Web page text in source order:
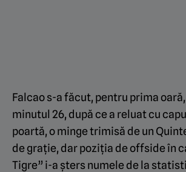
Falcao s-a făcut, pentru prima
minutul 26, după ce a reluat cu
poartă, o minge trimisă de un
de grație, dar poziția de offside în
Tigre” i-a șters numele de la